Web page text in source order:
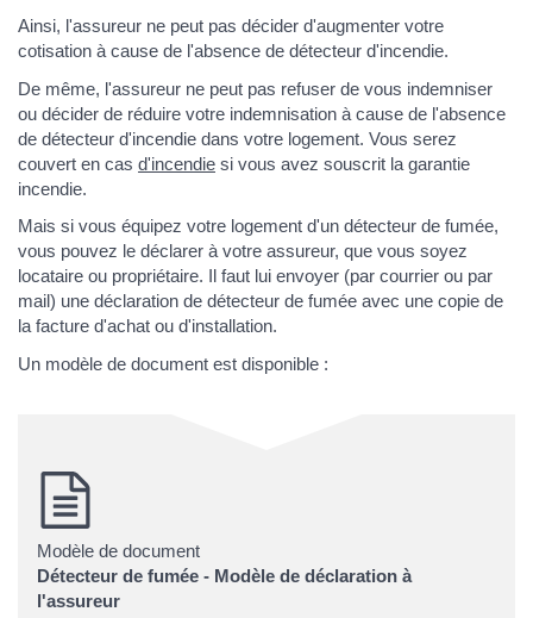
Ainsi, l'assureur ne peut pas décider d'augmenter votre
cotisation à cause de l'absence de détecteur d'incendie.
De même, l'assureur ne peut pas refuser de vous indemniser
ou décider de réduire votre indemnisation à cause de l'absence
de détecteur d'incendie dans votre logement. Vous serez
couvert en cas d'incendie si vous avez souscrit la garantie
incendie.
Mais si vous équipez votre logement d'un détecteur de fumée,
vous pouvez le déclarer à votre assureur, que vous soyez
locataire ou propriétaire. Il faut lui envoyer (par courrier ou par
mail) une déclaration de détecteur de fumée avec une copie de
la facture d'achat ou d'installation.
Un modèle de document est disponible :
Modèle de document
Détecteur de fumée - Modèle de déclaration à
l'assureur